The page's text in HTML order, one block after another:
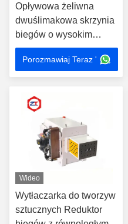
Opływowa żeliwna
dwuślimakowa skrzynia
biegów o wysokim
momencie obrotowym
Przekładnia redukcyjna
do silnika elektrycznego
Porozmawiaj Teraz '
Wideo
Wytłaczarka do tworzyw
sztucznych Reduktor